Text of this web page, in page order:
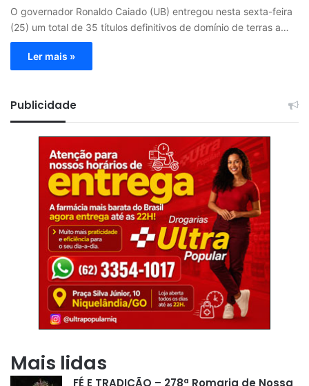
O governador Ronaldo Caiado (UB) entregou nesta sexta-feira
(25) um total de 35 títulos definitivos de domínio de terras a…
Ler mais »
Publicidade
Mais lidas
FÉ E TRADIÇÃO – 278ª Romaria de Nossa